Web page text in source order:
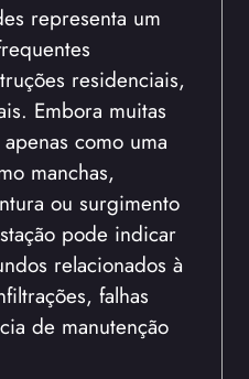
representa um
residenciais,
Embora muitas
como uma
manchas,
ou surgimento
pode indicar
relacionados à
falhas
de manutenção